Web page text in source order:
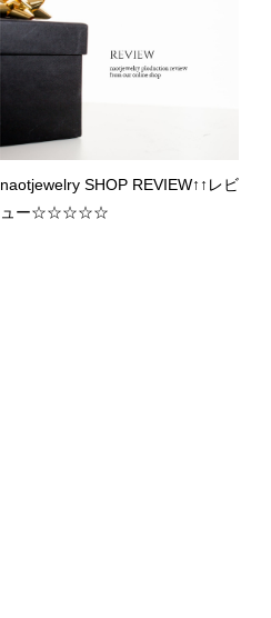
naotjewelry SHOP REVIEW↑↑レビ
ュー☆☆☆☆☆